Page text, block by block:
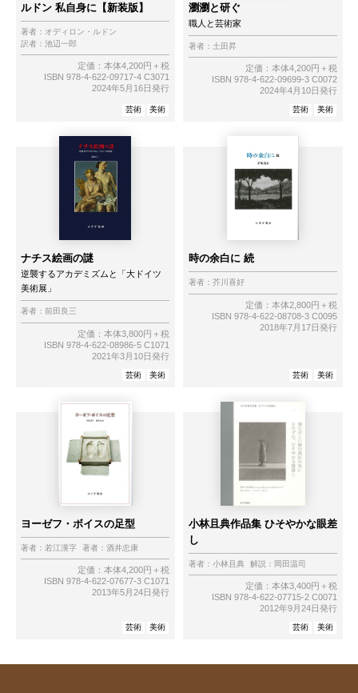
ルドン 私自身に【新装版】
著者： オディロン・ルドン
訳者： 池辺一郎
定価：本体4,200円＋税
ISBN 978-4-622-09717-4 C3071
2024年5月16日発行
芸術 美術
瀏瀏と研ぐ
職人と芸術家
著者： 土田昇
定価：本体4,200円＋税
ISBN 978-4-622-09699-3 C0072
2024年4月10日発行
芸術 美術
ナチス絵画の謎
逆襲するアカデミズムと「大ドイツ
美術展」
著者： 前田良三
定価：本体3,800円＋税
ISBN 978-4-622-08986-5 C1071
2021年3月10日発行
芸術 美術
時の余白に 続
著者： 芥川喜好
定価：本体2,800円＋税
ISBN 978-4-622-08708-3 C0095
2018年7月17日発行
芸術 美術
ヨーゼフ・ボイスの足型
著者： 若江漢字 著者： 酒井忠康
定価：本体4,200円＋税
ISBN 978-4-622-07677-3 C1071
2013年5月24日発行
芸術 美術
小林且典作品集 ひそやかな眼差
し
著者： 小林且典 解説： 岡田温司
定価：本体3,400円＋税
ISBN 978-4-622-07715-2 C0071
2012年9月24日発行
芸術 美術